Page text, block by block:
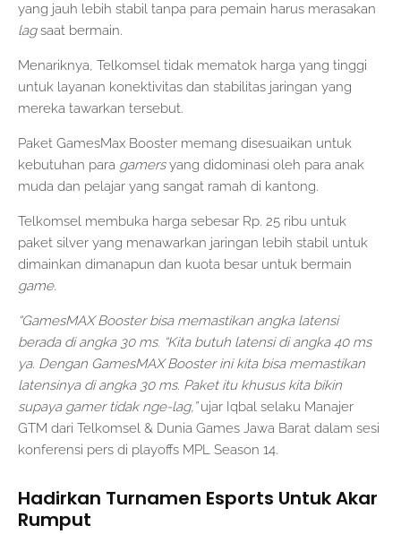
yang jauh lebih stabil tanpa para pemain harus merasakan
lagsaat bermain.
Menariknya, Telkomsel tidak mematok harga yang tinggi
untuk layanan konektivitas dan stabilitas jaringan yang
mereka tawarkan tersebut.
Paket GamesMax Booster memang disesuaikan untuk
kebutuhan para gamersyang didominasi oleh para anak
muda dan pelajar yang sangat ramah di kantong.
Telkomsel membuka harga sebesar Rp. 25 ribu untuk
paket silver yang menawarkan jaringan lebih stabil untuk
dimainkan dimanapun dan kuota besar untuk bermain
game.
“GamesMAX Booster bisa memastikan angka latensi
berada di angka 30 ms. “Kita butuh latensi di angka 40 ms
ya. Dengan GamesMAX Booster ini kita bisa memastikan
latensinya di angka 30 ms. Paket itu khusus kita bikin
supaya gamer tidak nge-lag,”ujar Iqbal selaku Manajer
GTM dari Telkomsel & Dunia Games Jawa Barat dalam sesi
konferensi pers di playoffs MPL Season 14.
Hadirkan Turnamen Esports Untuk Akar
Rumput